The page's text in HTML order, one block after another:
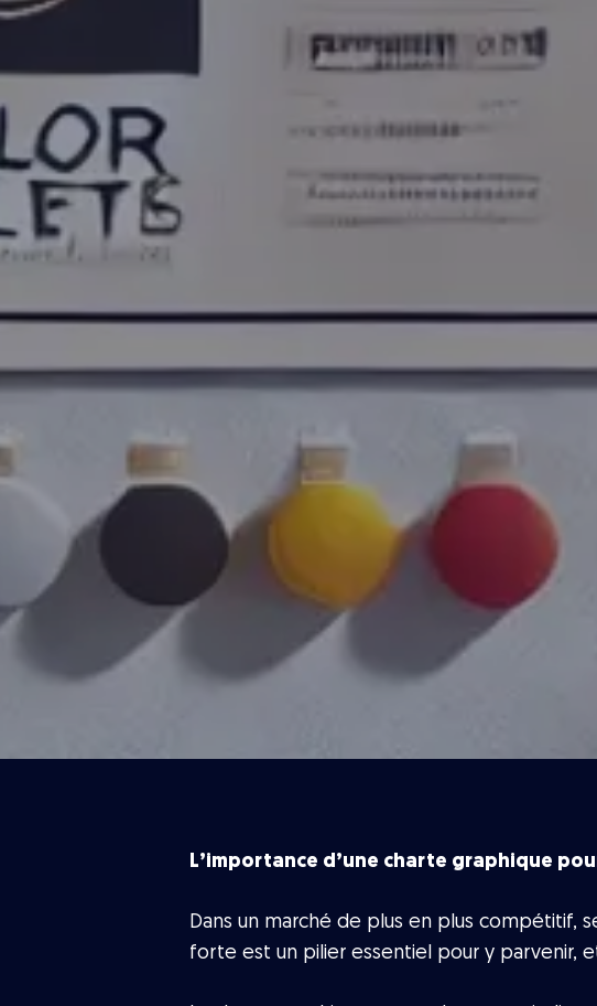
L’importance d’une charte graphique
Dans un marché de plus en plus compétitif,
forte est un pilier essentiel pour y parvenir,